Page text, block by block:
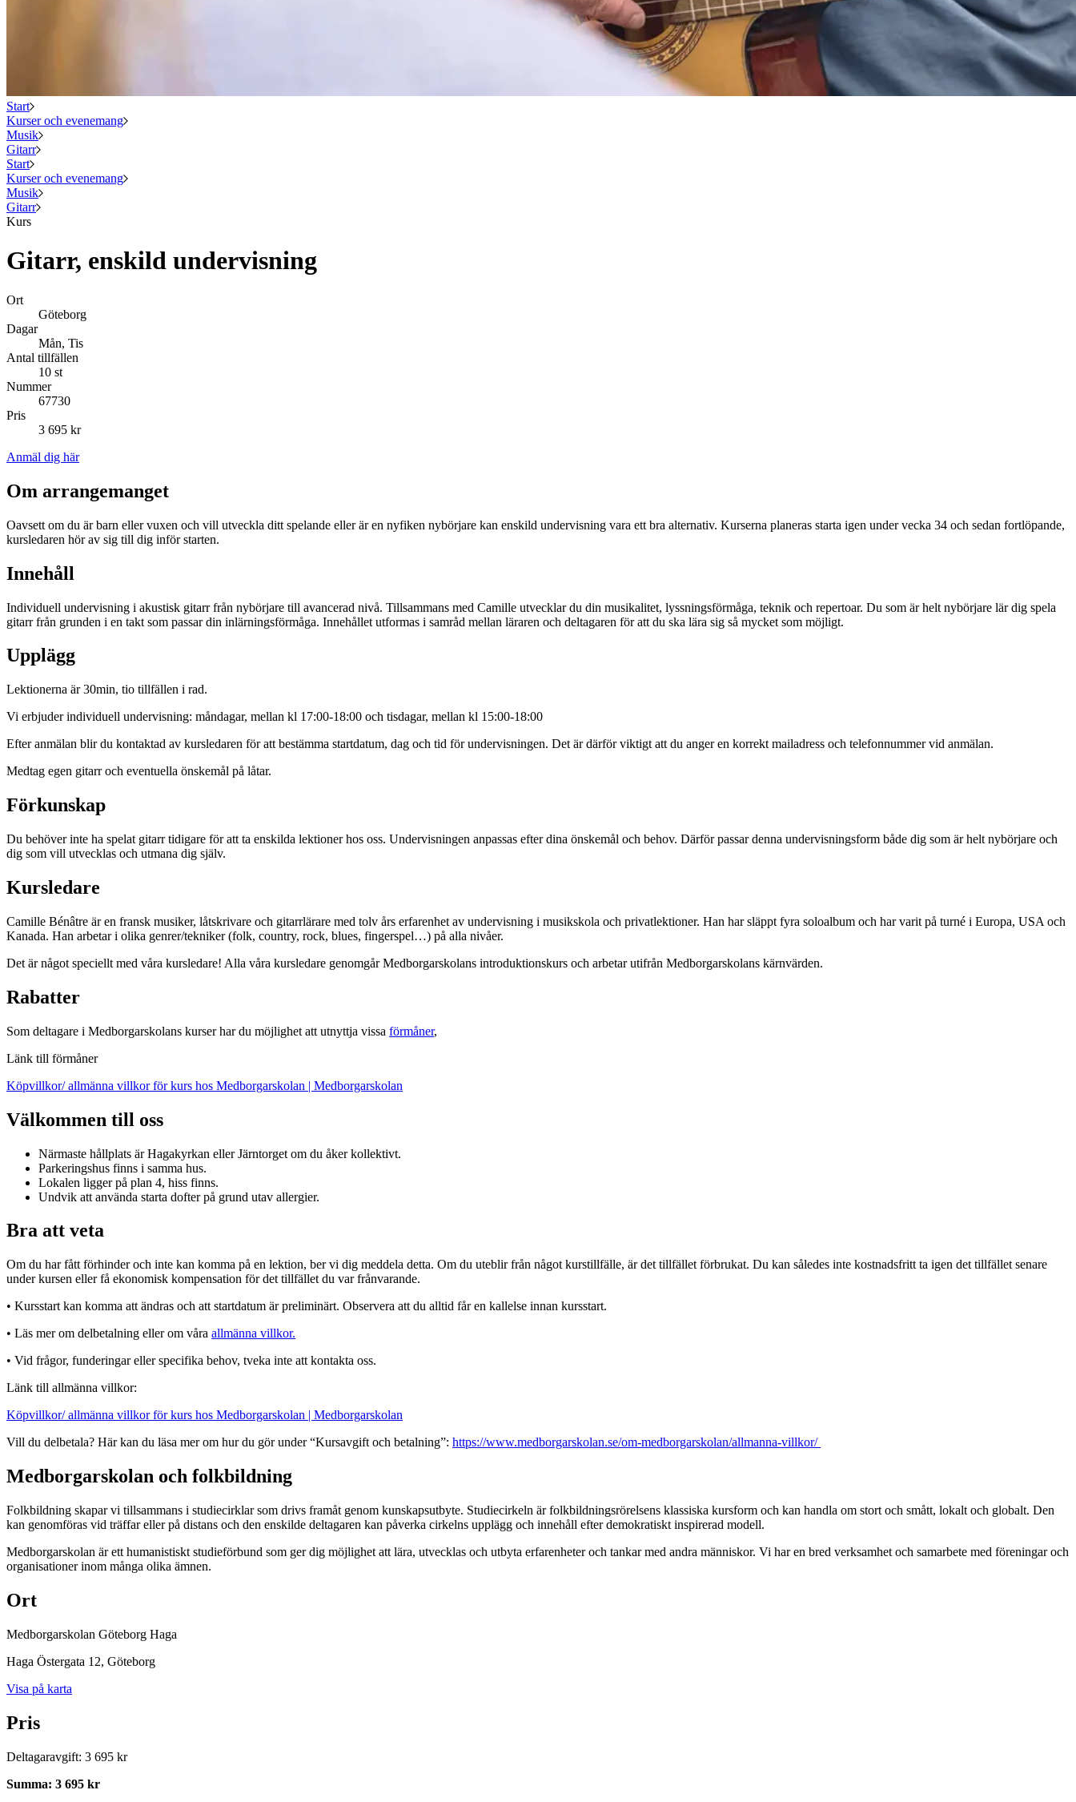
Start
Kurser och evenemang
Musik
Gitarr
Start
Kurser och evenemang
Musik
Gitarr
Kurs
Gitarr, enskild undervisning
Ort
Göteborg
Dagar
Mån, Tis
Antal tillfällen
10 st
Nummer
67730
Pris
3 695 kr
Anmäl dig här
Om arrangemanget
Oavsett om du är barn eller vuxen och vill utveckla ditt spelande eller är en nyfiken nybörjare kan enskild undervisning vara ett bra alternativ. Kurserna planeras starta igen under vecka 34 och sedan fortlöpande,
kursledaren hör av sig till dig inför starten.
Innehåll
Individuell undervisning i akustisk gitarr från nybörjare till avancerad nivå. Tillsammans med Camille utvecklar du din musikalitet, lyssningsförmåga, teknik och repertoar. Du som är helt nybörjare lär dig spela
gitarr från grunden i en takt som passar din inlärningsförmåga. Innehållet utformas i samråd mellan läraren och deltagaren för att du ska lära sig så mycket som möjligt.
Upplägg
Lektionerna är 30min, tio tillfällen i rad.
Vi erbjuder individuell undervisning: måndagar, mellan kl 17:00-18:00 och tisdagar, mellan kl 15:00-18:00
Efter anmälan blir du kontaktad av kursledaren för att bestämma startdatum, dag och tid för undervisningen. Det är därför viktigt att du anger en korrekt mailadress och telefonnummer vid anmälan.
Medtag egen gitarr och eventuella önskemål på låtar.
Förkunskap
Du behöver inte ha spelat gitarr tidigare för att ta enskilda lektioner hos oss. Undervisningen anpassas efter dina önskemål och behov. Därför passar denna undervisningsform både dig som är helt nybörjare och
dig som vill utvecklas och utmana dig själv.
Kursledare
Camille Bénâtre är en fransk musiker, låtskrivare och gitarrlärare med tolv års erfarenhet av undervisning i musikskola och privatlektioner. Han har släppt fyra soloalbum och har varit på turné i Europa, USA och
Kanada. Han arbetar i olika genrer/tekniker (folk, country, rock, blues, fingerspel…) på alla nivåer.
Det är något speciellt med våra kursledare! Alla våra kursledare genomgår Medborgarskolans introduktionskurs och arbetar utifrån Medborgarskolans kärnvärden.
Rabatter
Som deltagare i Medborgarskolans kurser har du möjlighet att utnyttja vissa förmåner,
Länk till förmåner
Köpvillkor/ allmänna villkor för kurs hos Medborgarskolan | Medborgarskolan
Välkommen till oss
Närmaste hållplats är Hagakyrkan eller Järntorget om du åker kollektivt.
Parkeringshus finns i samma hus.
Lokalen ligger på plan 4, hiss finns.
Undvik att använda starta dofter på grund utav allergier.
Bra att veta
Om du har fått förhinder och inte kan komma på en lektion, ber vi dig meddela detta. Om du uteblir från något kurstillfälle, är det tillfället förbrukat. Du kan således inte kostnadsfritt ta igen det tillfället senare
under kursen eller få ekonomisk kompensation för det tillfället du var frånvarande.
• Kursstart kan komma att ändras och att startdatum är preliminärt. Observera att du alltid får en kallelse innan kursstart.
• Läs mer om delbetalning eller om våra allmänna villkor.
• Vid frågor, funderingar eller specifika behov, tveka inte att kontakta oss.
Länk till allmänna villkor:
Köpvillkor/ allmänna villkor för kurs hos Medborgarskolan | Medborgarskolan
Vill du delbetala? Här kan du läsa mer om hur du gör under “Kursavgift och betalning”: https://www.medborgarskolan.se/om-medborgarskolan/allmanna-villkor/
Medborgarskolan och folkbildning
Folkbildning skapar vi tillsammans i studiecirklar som drivs framåt genom kunskapsutbyte. Studiecirkeln är folkbildningsrörelsens klassiska kursform och kan handla om stort och smått, lokalt och globalt. Den
kan genomföras vid träffar eller på distans och den enskilde deltagaren kan påverka cirkelns upplägg och innehåll efter demokratiskt inspirerad modell.
Medborgarskolan är ett humanistiskt studieförbund som ger dig möjlighet att lära, utvecklas och utbyta erfarenheter och tankar med andra människor. Vi har en bred verksamhet och samarbete med föreningar och
organisationer inom många olika ämnen.
Ort
Medborgarskolan Göteborg Haga
Haga Östergata 12, Göteborg
Visa på karta
Pris
Deltagaravgift: 3 695 kr
Summa: 3 695 kr